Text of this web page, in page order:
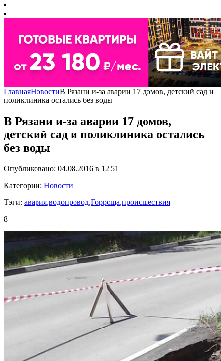
ГлавнаяНовостиВ Рязани и-за аварии 17 домов, детский сад и
поликлиника остались без воды
В Рязани и-за аварии 17 домов,
детский сад и поликлиника остались
без воды
Опубликовано: 04.08.2016 в 12:51
Категории: Новости
Тэги: авария,водопровод,Горроща,происшествия
8